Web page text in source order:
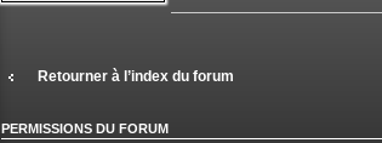
Retourner à l’index du forum
PERMISSIONS DU FORUM